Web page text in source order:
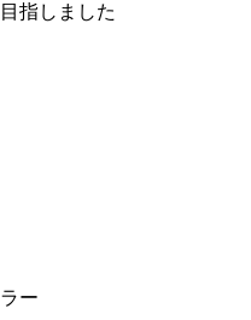
指しました
ー